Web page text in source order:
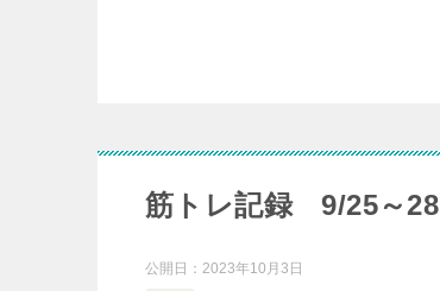
筋トレ記録 9/25～28
公開日： 2023年10月3日